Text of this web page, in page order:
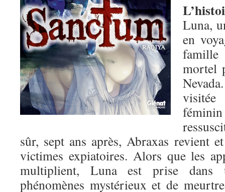
Luna,
en
mortel
visitée
sûr, sept ans après, Abraxas revient
victimes expiatoires. Alors que les
multiplient, Luna est prise dans
phénomènes mystérieux et de